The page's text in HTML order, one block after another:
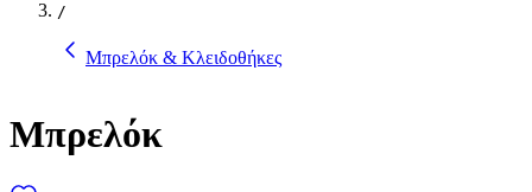
/
Μπρελόκ & Κλειδοθήκες
Μπρελόκ